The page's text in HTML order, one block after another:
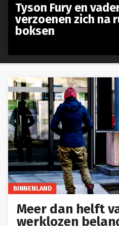
BINNENLAND
Meer dan helft
werklozen
Tyson Fury en
verzoenen zich na
boksen